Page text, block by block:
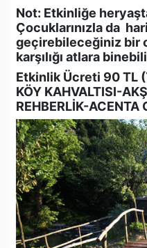
Not: Etkinliğe
Çocuklarınızla da
geçirebileceğiniz bir
karşılığı atlara
Etkinlik Ücreti 90 TL
KÖY KAHVALTISI-
REHBERLİK-ACENTA